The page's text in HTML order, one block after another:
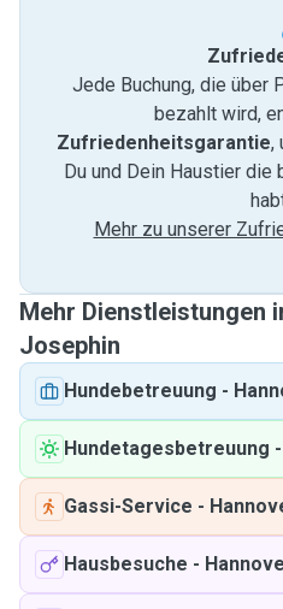
Jede Buchung, die über
bezahlt wird,
Zufriedenheitsgarantie,
Du und Dein Haustier die
Mehr zu unserer
Mehr Dienstleistungen
Josephin
Hundebetreuung -
Hundetagesbetreuung -
Gassi-Service -
Hausbesuche -